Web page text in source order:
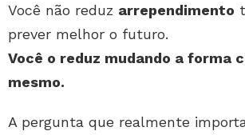
Você não reduz arrependimento
prever melhor o futuro.
Você o reduz mudando a forma
mesmo.
A pergunta que realmente